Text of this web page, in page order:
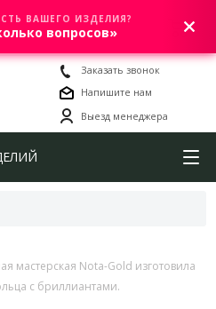
0
Заказать звонок
Напишите нам
Выезд менеджера
мастерская Nota-Gold изготовила
с бриллиантами.
ВАШЕГО ИЗДЕЛИЯ?
вопросов»